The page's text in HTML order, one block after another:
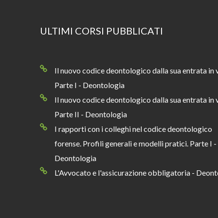
ULTIMI CORSI PUBBLICATI
Il nuovo codice deontologico dalla sua entrata in
Parte I - Deontologia
Il nuovo codice deontologico dalla sua entrata in
Parte II - Deontologia
I rapporti con i colleghi nel codice deontologico
forense. Profili generali e modelli pratici. Parte I -
Deontologia
L'Avvocato e l'assicurazione obbligatoria -